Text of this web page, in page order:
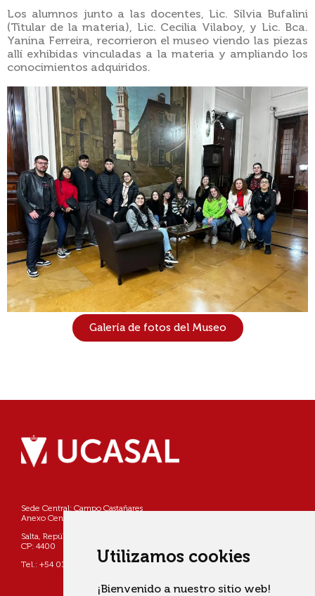
Utilizamos cookies
¡Bienvenido a nuestro sitio web!
Los alumnos junto a las docentes, Lic. Silvia Bufalini
(Titular de la materia), Lic. Cecilia Vilaboy, y Lic. Bca.
Yanina Ferreira, recorrieron el museo viendo las piezas
allí exhibidas vinculadas a la materia y ampliando los
conocimientos adquiridos.
Galería de fotos del Museo
Sede Central: Campo Castañares
Anexo Centro: Pellegrini 790
Salta, República Argentina
CP: 4400
Tel.: +54 0387 4268800